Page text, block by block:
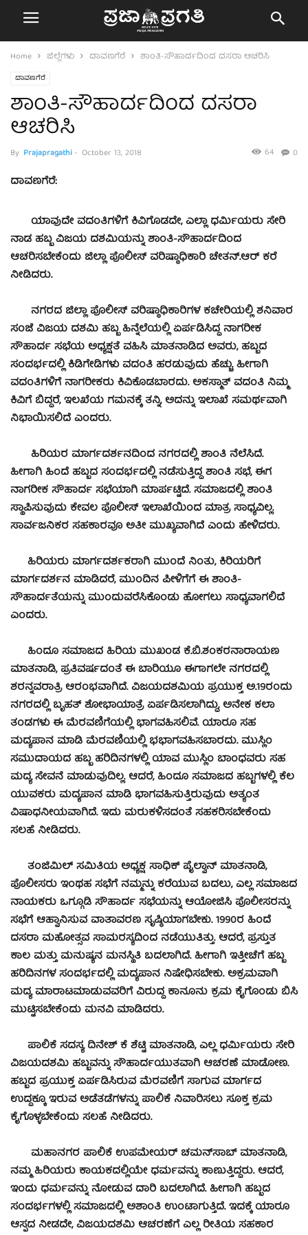
Home ಜಿಲ್ಲೆಗಳು ದಾವಣಗೆರೆ ಶಾಂತಿ-ಸೌಹಾರ್ದದಿಂದ ದಸರಾ ಆಚರಿಸಿ
ದಾವಣಗೆರೆ
ಶಾಂತಿ-ಸೌಹಾರ್ದದಿಂದ ದಸರಾ
ಆಚರಿಸಿ
By Prajapragathi- October 13, 2018 0
64
ದಾವಣಗೆರೆ:
ಯಾವುದೇ ವದಂತಿಗಳಿಗೆ ಕಿವಿಗೊಡದೇ, ಎಲ್ಲಾ ಧರ್ಮಿಯರು ಸೇರಿ
ನಾಡ ಹಬ್ಬ ವಿಜಯ ದಶಮಿಯನ್ನು ಶಾಂತಿ-ಸೌಹಾರ್ದದಿಂದ
ಆಚರಿಸಬೇಕೆಂದು ಜಿಲ್ಲಾ ಪೊಲೀಸ್ ವರಿಷ್ಠಾಧಿಕಾರಿ ಚೇತನ್.ಆರ್ ಕರೆ
ನೀಡಿದರು.
ನಗರದ ಜಿಲ್ಲಾ ಪೊಲೀಸ್ ವರಿಷ್ಠಾಧಿಕಾರಿಗಳ ಕಚೇರಿಯಲ್ಲಿ ಶನಿವಾರ
ಸಂಜೆ ವಿಜಯ ದಶಮಿ ಹಬ್ಬ ಹಿನ್ನೆಲೆಯಲ್ಲಿ ಏರ್ಪಡಿಸಿದ್ದ ನಾಗರೀಕ
ಸೌಹಾರ್ದ ಸಭೆಯ ಅಧ್ಯಕ್ಷತೆ ವಹಿಸಿ ಮಾತನಾಡಿದ ಅವರು, ಹಬ್ಬದ
ಸಂದರ್ಭದಲ್ಲಿ ಕಿಡಿಗೇಡಿಗಳು ವದಂತಿ ಹರಡುವುದು ಹೆಚ್ಚು. ಹೀಗಾಗಿ
ವದಂತಿಗಳಿಗೆ ನಾಗರೀಕರು ಕಿವಿಕೊಡಬಾರದು. ಅಕಸ್ಮಾತ್ ವದಂತಿ ನಿಮ್ಮ
ಕಿವಿಗೆ ಬಿದ್ದರೆ, ಇಲಖೆಯ ಗಮನಕ್ಕೆ ತನ್ನಿ, ಅದನ್ನು ಇಲಾಖೆ ಸಮರ್ಥವಾಗಿ
ನಿಭಾಯಿಸಲಿದೆ ಎಂದರು.
ಹಿರಿಯರ ಮಾರ್ಗದರ್ಶನದಿಂದ ನಗರದಲ್ಲಿ ಶಾಂತಿ ನೆಲೆಸಿದೆ.
ಹೀಗಾಗಿ ಹಿಂದೆ ಹಬ್ಬದ ಸಂದರ್ಭದಲ್ಲಿ ನಡೆಸುತ್ತಿದ್ದ ಶಾಂತಿ ಸಭೆ, ಈಗ
ನಾಗರೀಕ ಸೌಹಾರ್ದ ಸಭೆಯಾಗಿ ಮಾರ್ಪಟ್ಟಿದೆ. ಸಮಾಜದಲ್ಲಿ ಶಾಂತಿ
ಸ್ಥಾಪಿಸುವುದು ಕೇವಲ ಪೊಲೀಸ್ ಇಲಾಖೆಯಿಂದ ಮಾತ್ರ ಸಾಧ್ಯವಿಲ್ಲ.
ಸಾರ್ವಜನಿಕರ ಸಹಕಾರವೂ ಅತೀ ಮುಖ್ಯವಾಗಿದೆ ಎಂದು ಹೇಳಿದರು.
ಹಿರಿಯರು ಮಾರ್ಗದರ್ಶಕರಾಗಿ ಮುಂದೆ ನಿಂತು, ಕಿರಿಯರಿಗೆ
ಮಾರ್ಗದರ್ಶನ ಮಾಡಿದರೆ, ಮುಂದಿನ ಪೀಳಿಗೆಗೆ ಈ ಶಾಂತಿ-
ಸೌಹಾರ್ದತೆಯನ್ನು ಮುಂದುವರೆಸಿಕೊಂಡು ಹೋಗಲು ಸಾಧ್ಯವಾಗಲಿದೆ
ಎಂದರು.
ಹಿಂದೂ ಸಮಾಜದ ಹಿರಿಯ ಮುಖಂಡ ಕೆ.ಬಿ.ಶಂಕರನಾರಾಯಣ
ಮಾತನಾಡಿ, ಪ್ರತಿವರ್ಷದಂತೆ ಈ ಬಾರಿಯೂ ಈಗಾಗಲೇ ನಗರದಲ್ಲಿ
ಶರನ್ನವರಾತ್ರಿ ಆರಂಭವಾಗಿದೆ. ವಿಜಯದಶಮಿಯ ಪ್ರಯುಕ್ತ ಅ.19ರಂದು
ನಗರದಲ್ಲಿ ಬೃಹತ್ ಶೋಭಾಯಾತ್ರೆ ಏರ್ಪಡಿಸಲಾಗಿದ್ದು, ಅನೇಕ ಕಲಾ
ತಂಡಗಳು ಈ ಮೆರವಣಿಗೆಯಲ್ಲಿ ಭಾಗವಹಿಸಲಿವೆ. ಯಾರೂ ಸಹ
ಮದ್ಯಪಾನ ಮಾಡಿ ಮೆರವಣಿಯಲ್ಲಿ ಭಭಾಗವಹಿಸಬಾರದು. ಮುಸ್ಲಿಂ
ಸಮುದಾಯದ ಹಬ್ಬ ಹರಿದಿನಗಳಲ್ಲಿ ಯಾವ ಮುಸ್ಲಿಂ ಬಾಂಧವರು ಸಹ
ಮದ್ಯ ಸೇವನೆ ಮಾಡುವುದಿಲ್ಲ. ಆದರೆ, ಹಿಂದೂ ಸಮಾಜದ ಹಬ್ಬಗಳಲ್ಲಿ ಕೆಲ
ಯುವಕರು ಮದ್ಯಪಾನ ಮಾಡಿ ಭಾಗವಹಿಸುತ್ತಿರುವುದು ಅತ್ಯಂತ
ವಿಷಾಧನೀಯವಾಗಿದೆ. ಇದು ಮರುಕಳಿಸದಂತೆ ಸಹಕರಿಸಬೇಕೆಂದು
ಸಲಹೆ ನೀಡಿದರು.
ತಂಜಿಮಿಲ್ ಸಮಿತಿಯ ಅಧ್ಯಕ್ಷ ಸಾಧಿಕ್ ಪೈಲ್ವಾನ್ ಮಾತನಾಡಿ,
ಪೊಲೀಸರು ಇಂಥಹ ಸಭೆಗೆ ನಮ್ಮನ್ನು ಕರೆಯುವ ಬದಲು, ಎಲ್ಲ ಸಮಾಜದ
ನಾಯಕರು ಒಗ್ಗೂಡಿ ಸೌಹಾರ್ದ ಸಭೆಯನ್ನು ಆಯೋಜಿಸಿ ಪೊಲೀಸರನ್ನು
ಸಭೆಗೆ ಆಹ್ವಾನಿಸುವ ವಾತಾವರಣ ಸೃಷ್ಠಿಯಾಗಬೇಕು. 1990ರ ಹಿಂದೆ
ದಸರಾ ಮಹೋತ್ಸವ ಸಾಮರಸ್ಯದಿಂದ ನಡೆಯುತಿತ್ತು. ಆದರೆ, ಪ್ರಸ್ತುತ
ಕಾಲ ಮತ್ತು ಮನುಷ್ಯನ ಮನಸ್ಥಿತಿ ಬದಲಾಗಿದೆ. ಹೀಗಾಗಿ ಇತ್ತೀಚೆಗೆ ಹಬ್ಬ
ಹರಿದಿನಗಳ ಸಂದರ್ಭದಲ್ಲಿ ಮದ್ಯಪಾನ ನಿಷೇಧಿಸಬೇಕು. ಅಕ್ರಮವಾಗಿ
ಮದ್ಯ ಮಾರಾಟಮಾಡುವವರಿಗೆ ವಿರುದ್ಧ ಕಾನೂನು ಕ್ರಮ ಕೈಗೊಂಡು ಬಿಸಿ
ಮುಟ್ಟಿಸಬೇಕೆಂದು ಮನವಿ ಮಾಡಿದರು.
ಪಾಲಿಕೆ ಸದಸ್ಯ ದಿನೇಶ್ ಕೆ ಶೆಟ್ಟಿ ಮಾತನಾಡಿ, ಎಲ್ಲ ಧರ್ಮಿಯರು ಸೇರಿ
ವಿಜಯದಶಮಿ ಹಬ್ಬವನ್ನು ಸೌಹಾರ್ದಯುತವಾಗಿ ಆಚರಣೆ ಮಾಡೋಣ.
ಹಬ್ಬದ ಪ್ರಯುಕ್ತ ಏರ್ಪಡಿಸಿರುವ ಮೆರವಣಿಗೆ ಸಾಗುವ ಮಾರ್ಗದ
ಉದ್ದಕ್ಕೂ ಇರುವ ಅಡೆತಡೆಗಳನ್ನು ಪಾಲಿಕೆ ನಿವಾರಿಸಲು ಸೂಕ್ತ ಕ್ರಮ
ಕೈಗೊಳ್ಳಬೇಕೆಂದು ಸಲಹೆ ನೀಡಿದರು.
ಮಹಾನಗರ ಪಾಲಿಕೆ ಉಪಮೇಯರ್ ಚಮನ್‍ಸಾಬ್ ಮಾತನಾಡಿ,
ನಮ್ಮ ಹಿರಿಯರು ಕಾಯಕದಲ್ಲಿಯೇ ಧರ್ಮವನ್ನು ಕಾಣುತ್ತಿದ್ದರು. ಆದರೆ,
ಇಂದು ಧರ್ಮವನ್ನು ನೋಡುವ ದಾರಿ ಬದಲಾಗಿದೆ. ಹೀಗಾಗಿ ಹಬ್ಬದ
ಸಂದರ್ಭಗಳಲ್ಲಿ ಸಮಾಜದಲ್ಲಿ ಅಶಾಂತಿ ಉಂಟಾಗುತ್ತಿದೆ. ಇದಕ್ಕೆ ಯಾರೂ
ಆಸ್ಪದ ನೀಡದೇ, ವಿಜಯದಶಮಿ ಆಚರಣೆಗೆ ಎಲ್ಲ ರೀತಿಯ ಸಹಕಾರ